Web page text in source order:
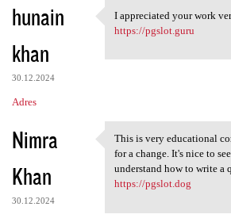
hunain
khan
30.12.2024
Adres
I appreciated your
I appreciated your work
https://pgslot.guru
Nimra
Khan
30.12.2024
This is very
This is very educational
for a change. It's nice to
understand how to write a
https://pgslot.dog